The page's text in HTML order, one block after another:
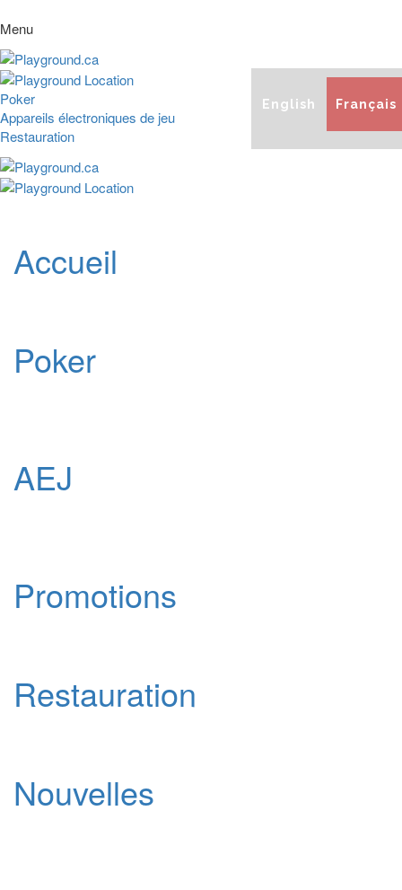
Menu
English Français
Poker
Appareils électroniques de jeu
Restauration
Accueil
Poker
AEJ
Promotions
Restauration
Nouvelles